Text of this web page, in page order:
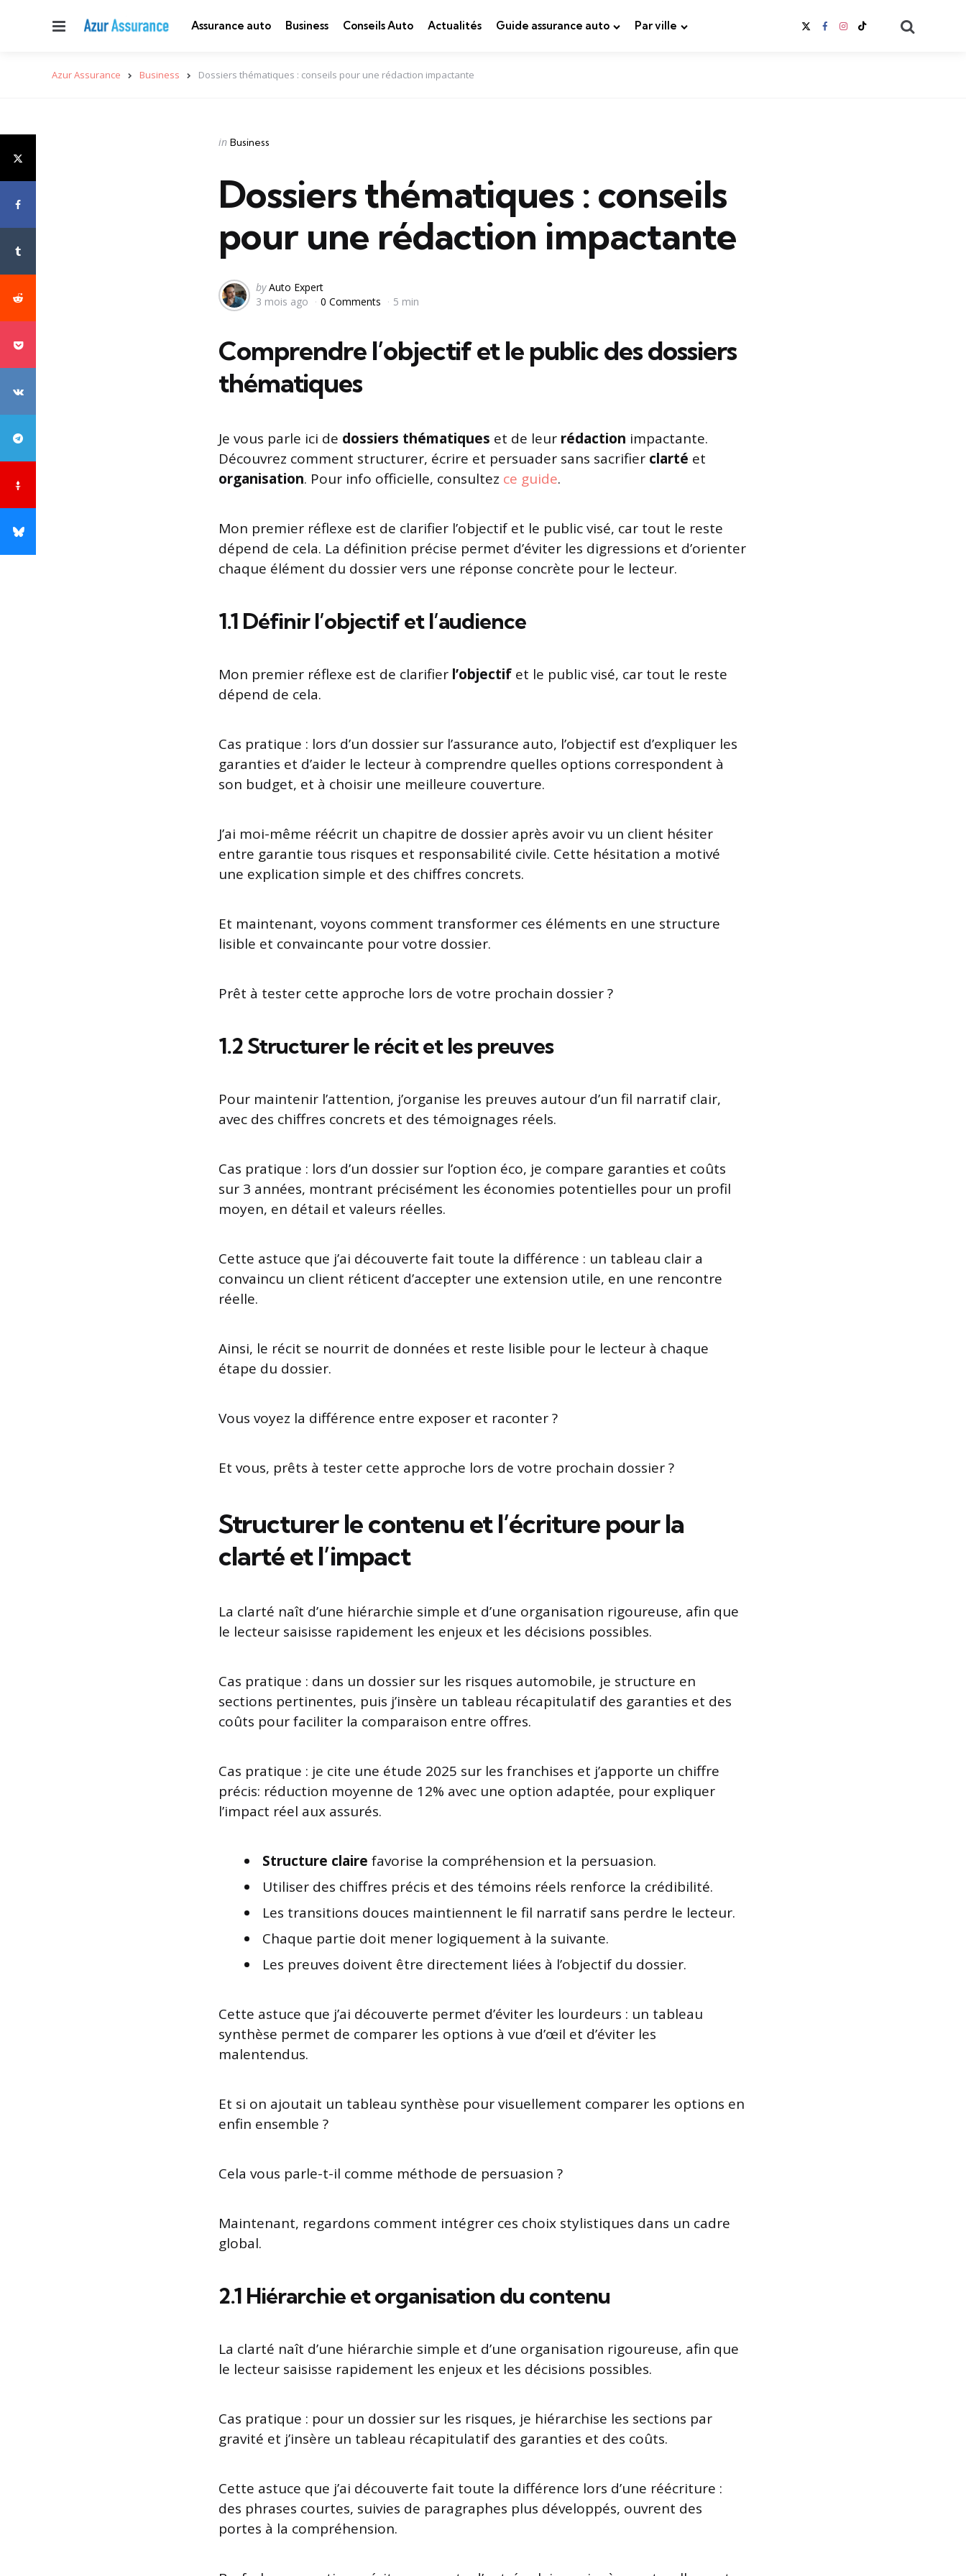
Menu Assurance auto Business Conseils Auto Actualités Guide assurance auto Par ville
Azur Assurance Business Dossiers thématiques : conseils pour une rédaction impactante
Categories
Posted
in Business
Dossiers thématiques : conseils
pour une rédaction impactante
Posted
by
by Auto Expert
3 mois ago
0 Comments 5 min
Comprendre l’objectif et le public des dossiers
thématiques
Je vous parle ici de dossiers thématiques et de leur rédaction impactante.
Découvrez comment structurer, écrire et persuader sans sacrifier clarté et
organisation. Pour info officielle, consultez ce guide.
Mon premier réflexe est de clarifier l’objectif et le public visé, car tout le reste
dépend de cela. La définition précise permet d’éviter les digressions et d’orienter
chaque élément du dossier vers une réponse concrète pour le lecteur.
1.1 Définir l’objectif et l’audience
Mon premier réflexe est de clarifier l’objectif et le public visé, car tout le reste
dépend de cela.
Cas pratique : lors d’un dossier sur l’assurance auto, l’objectif est d’expliquer les
garanties et d’aider le lecteur à comprendre quelles options correspondent à
son budget, et à choisir une meilleure couverture.
J’ai moi-même réécrit un chapitre de dossier après avoir vu un client hésiter
entre garantie tous risques et responsabilité civile. Cette hésitation a motivé
une explication simple et des chiffres concrets.
Et maintenant, voyons comment transformer ces éléments en une structure
lisible et convaincante pour votre dossier.
Prêt à tester cette approche lors de votre prochain dossier ?
1.2 Structurer le récit et les preuves
Pour maintenir l’attention, j’organise les preuves autour d’un fil narratif clair,
avec des chiffres concrets et des témoignages réels.
Cas pratique : lors d’un dossier sur l’option éco, je compare garanties et coûts
sur 3 années, montrant précisément les économies potentielles pour un profil
moyen, en détail et valeurs réelles.
Cette astuce que j’ai découverte fait toute la différence : un tableau clair a
convaincu un client réticent d’accepter une extension utile, en une rencontre
réelle.
Ainsi, le récit se nourrit de données et reste lisible pour le lecteur à chaque
étape du dossier.
Vous voyez la différence entre exposer et raconter ?
Et vous, prêts à tester cette approche lors de votre prochain dossier ?
Structurer le contenu et l’écriture pour la
clarté et l’impact
La clarté naît d’une hiérarchie simple et d’une organisation rigoureuse, afin que
le lecteur saisisse rapidement les enjeux et les décisions possibles.
Cas pratique : dans un dossier sur les risques automobile, je structure en
sections pertinentes, puis j’insère un tableau récapitulatif des garanties et des
coûts pour faciliter la comparaison entre offres.
Cas pratique : je cite une étude 2025 sur les franchises et j’apporte un chiffre
précis: réduction moyenne de 12% avec une option adaptée, pour expliquer
l’impact réel aux assurés.
Structure claire favorise la compréhension et la persuasion.
Utiliser des chiffres précis et des témoins réels renforce la crédibilité.
Les transitions douces maintiennent le fil narratif sans perdre le lecteur.
Chaque partie doit mener logiquement à la suivante.
Les preuves doivent être directement liées à l’objectif du dossier.
Cette astuce que j’ai découverte permet d’éviter les lourdeurs : un tableau
synthèse permet de comparer les options à vue d’œil et d’éviter les
malentendus.
Et si on ajoutait un tableau synthèse pour visuellement comparer les options en
enfin ensemble ?
Cela vous parle-t-il comme méthode de persuasion ?
Maintenant, regardons comment intégrer ces choix stylistiques dans un cadre
global.
2.1 Hiérarchie et organisation du contenu
La clarté naît d’une hiérarchie simple et d’une organisation rigoureuse, afin que
le lecteur saisisse rapidement les enjeux et les décisions possibles.
Cas pratique : pour un dossier sur les risques, je hiérarchise les sections par
gravité et j’insère un tableau récapitulatif des garanties et des coûts.
Cette astuce que j’ai découverte fait toute la différence lors d’une réécriture :
des phrases courtes, suivies de paragraphes plus développés, ouvrent des
portes à la compréhension.